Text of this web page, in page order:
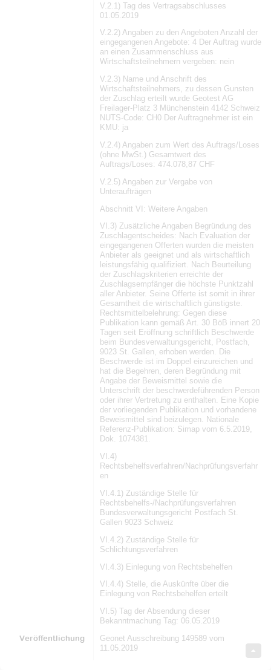
V.2.1) Tag des Vertragsabschlusses
01.05.2019
V.2.2) Angaben zu den Angeboten Anzahl der
eingegangenen Angebote: 4 Der Auftrag wurde
an einen Zusammenschluss aus
Wirtschaftsteilnehmern vergeben: nein
V.2.3) Name und Anschrift des
Wirtschaftsteilnehmers, zu dessen Gunsten
der Zuschlag erteilt wurde Geotest AG
Freilager-Platz 3 Münchenstein 4142 Schweiz
NUTS-Code: CH0 Der Auftragnehmer ist ein
KMU: ja
V.2.4) Angaben zum Wert des Auftrags/Loses
(ohne MwSt.) Gesamtwert des
Auftrags/Loses: 474.078,87 CHF
V.2.5) Angaben zur Vergabe von
Unteraufträgen
Abschnitt VI: Weitere Angaben
VI.3) Zusätzliche Angaben Begründung des
Zuschlagentscheides: Nach Evaluation der
eingegangenen Offerten wurden die meisten
Anbieter als geeignet und als wirtschaftlich
leistungsfähig qualifiziert. Nach Beurteilung
der Zuschlagskriterien erreichte der
Zuschlagsempfänger die höchste Punktzahl
aller Anbieter. Seine Offerte ist somit in ihrer
Gesamtheit die wirtschaftlich günstigste.
Rechtsmittelbelehrung: Gegen diese
Publikation kann gemäß Art. 30 BöB innert 20
Tagen seit Eröffnung schriftlich Beschwerde
beim Bundesverwaltungsgericht, Postfach,
9023 St. Gallen, erhoben werden. Die
Beschwerde ist im Doppel einzureichen und
hat die Begehren, deren Begründung mit
Angabe der Beweismittel sowie die
Unterschrift der beschwerdeführenden Person
oder ihrer Vertretung zu enthalten. Eine Kopie
der vorliegenden Publikation und vorhandene
Beweismittel sind beizulegen. Nationale
Referenz-Publikation: Simap vom 6.5.2019,
Dok. 1074381.
VI.4)
Rechtsbehelfsverfahren/Nachprüfungsverfahr
en
VI.4.1) Zuständige Stelle für
Rechtsbehelfs-/Nachprüfungsverfahren
Bundesverwaltungsgericht Postfach St.
Gallen 9023 Schweiz
VI.4.2) Zuständige Stelle für
Schlichtungsverfahren
VI.4.3) Einlegung von Rechtsbehelfen
VI.4.4) Stelle, die Auskünfte über die
Einlegung von Rechtsbehelfen erteilt
VI.5) Tag der Absendung dieser
Bekanntmachung Tag: 06.05.2019
Veröffentlichung
Geonet Ausschreibung 149589 vom
11.05.2019